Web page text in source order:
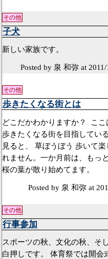
その他
子犬
新しい家族です。
Posted by 泉 和弥 at
その他
歩きたくなる街とは
どこだかわかりますか？ こ
歩きたくなる街を目指してい
見ると、 草ぼうぼう 歩いて
れません。一か月前は、もっ
桜の葉が散り始めてます。
Posted by 泉 和弥 at
その他
行事参加
スポーツの秋、文化の秋、そ
白押しです。 体育祭では開会